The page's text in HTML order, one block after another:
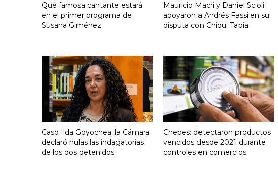
Qué famosa cantante estará
en el primer programa de
Susana Giménez
Mauricio Macri y Daniel Scioli
apoyaron a Andrés Fassi en su
disputa con Chiqui Tapia
Caso Ilda Goyochea: la Cámara
declaró nulas las indagatorias
de los dos detenidos
Chepes: detectaron productos
vencidos desde 2021 durante
controles en comercios